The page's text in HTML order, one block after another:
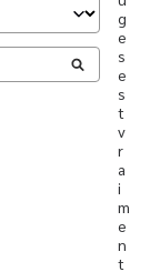
g
e
s
e
s
t
v
r
a
i
m
e
n
t